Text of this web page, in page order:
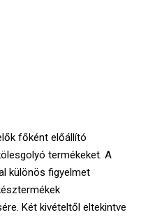
főként előállító
termékeket. A
különös figyelmet
Két kivételtől eltekintve